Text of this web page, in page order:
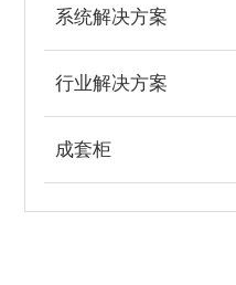
系统解决方案
行业解决方案
成套柜